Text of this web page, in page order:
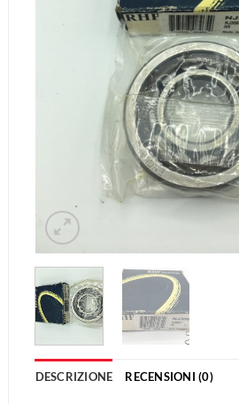
DESCRIZIONE RECENSIONI (0)